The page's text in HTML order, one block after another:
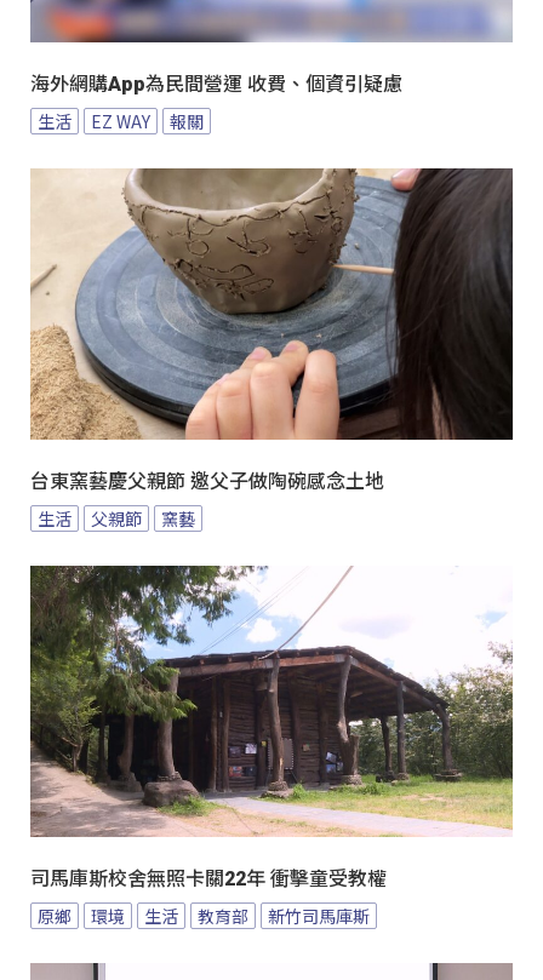
海外網購App為民間營運 收費、個資引疑慮
生活 EZ WAY 報關
台東窯藝慶父親節 邀父子做陶碗感念土地
生活 父親節 窯藝
司馬庫斯校舍無照卡關22年 衝擊童受教權
原鄉 環境 生活 教育部 新竹司馬庫斯